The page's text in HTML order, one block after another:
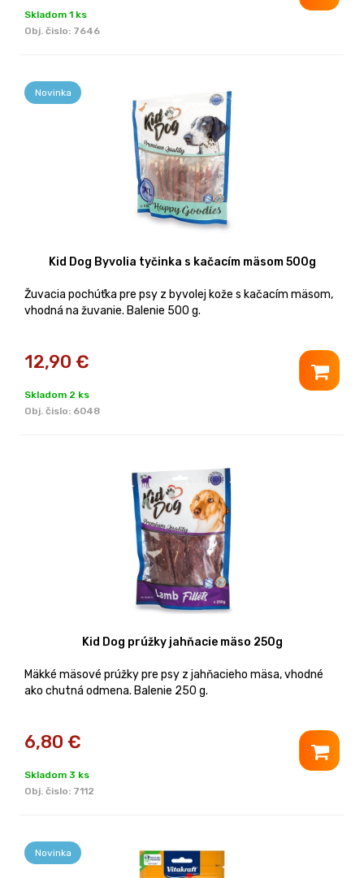
Skladom 1 ks
Obj. čislo: 7646
Novinka
Kid Dog Byvolia tyčinka s kačacím mäsom 500g
Žuvacia pochúťka pre psy z byvolej kože s kačacím mäsom,
vhodná na žuvanie. Balenie 500 g.
12,90 €
Skladom 2 ks
Obj. čislo: 6048
Kid Dog prúžky jahňacie mäso 250g
Mäkké mäsové prúžky pre psy z jahňacieho mäsa, vhodné
ako chutná odmena. Balenie 250 g.
6,80 €
Skladom 3 ks
Obj. čislo: 7112
Novinka